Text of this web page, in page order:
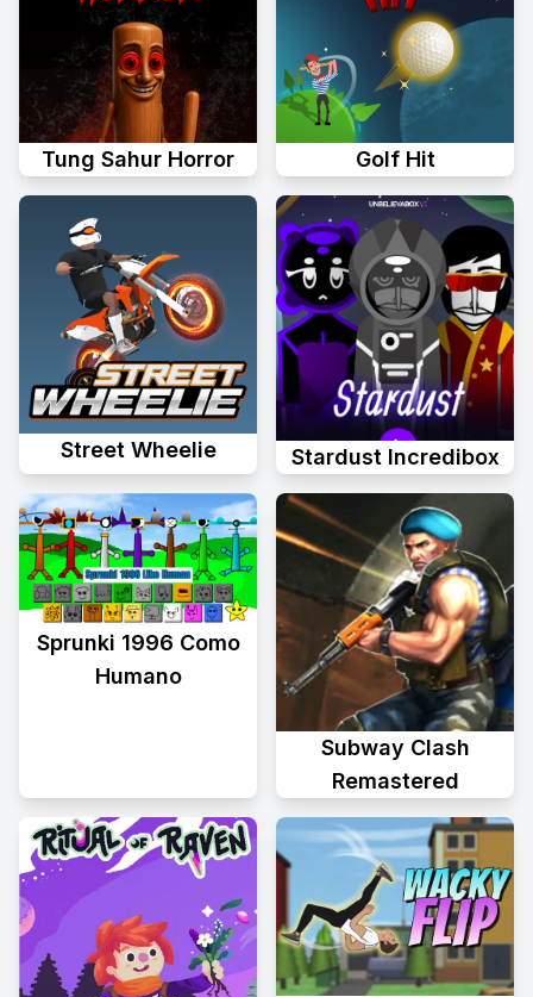
Tung Sahur Horror Golf Hit
Street Wheelie Stardust Incredibox
Sprunki 1996 Como
Humano
Subway Clash
Remastered